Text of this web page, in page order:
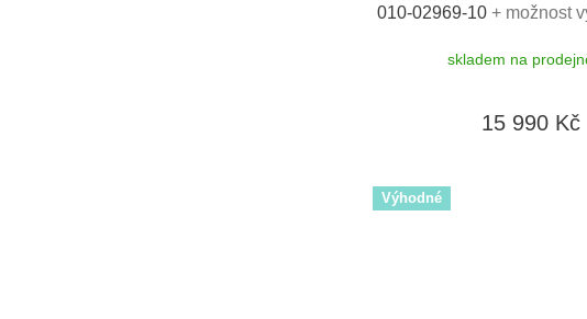
010-02969-10+ možnost
skladem na
15 990 Kč
Výhodné